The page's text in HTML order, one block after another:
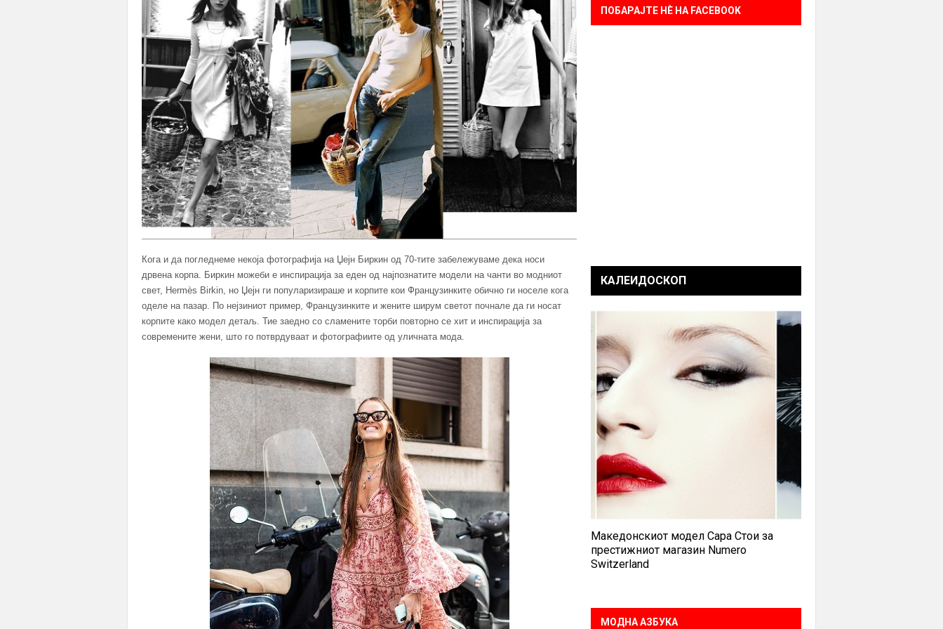
Кога и да погледнеме некоја фотографија на Џејн Биркин од 70-тите забележуваме дека носи
дрвена корпа. Биркин можеби е инспирација за еден од најпознатите модели на чанти во модниот
свет, Hermès Birkin, но Џејн ги популаризираше и корпите кои Французинките обично ги носеле кога
оделе на пазар. По нејзиниот пример, Французинките и жените ширум светот почнале да ги носат
корпите како модел детаљ. Тие заедно со сламените торби повторно се хит и инспирација за
современите жени, што го потврдуваат и фотографиите од уличната мода.
ПОБАРАЈТЕ НÈ НА FACEBOOK
КАЛЕИДОСКОП
Македонскиот модел Сара Стои за
престижниот магазин Numero
Switzerland
МОДНА АЗБУКА